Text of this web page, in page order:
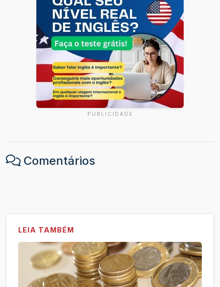
PUBLICIDADE
Comentários
LEIA TAMBÉM